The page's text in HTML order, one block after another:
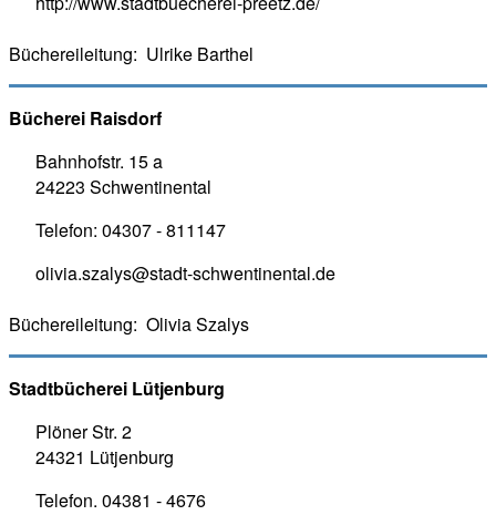
Büchereileitung: Ulrike Barthel
Bücherei Raisdorf
Bahnhofstr. 15 a
24223 Schwentinental
Telefon: 04307 - 811147
olivia.szalys@stadt-schwentinental.de
Büchereileitung: Olivia Szalys
Stadtbücherei Lütjenburg
Plöner Str. 2
24321 Lütjenburg
Telefon. 04381 - 4676